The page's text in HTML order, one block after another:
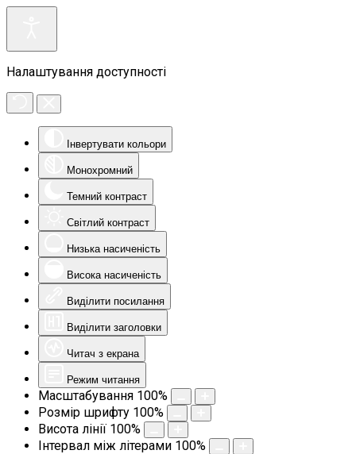
Налаштування доступності
Інвертувати кольори
Монохромний
Темний контраст
Світлий контраст
Низька насиченість
Висока насиченість
Виділити посилання
Виділити заголовки
Читач з екрана
Режим читання
Масштабування 100%
Розмір шрифту 100%
Висота лінії 100%
Інтервал між літерами 100%